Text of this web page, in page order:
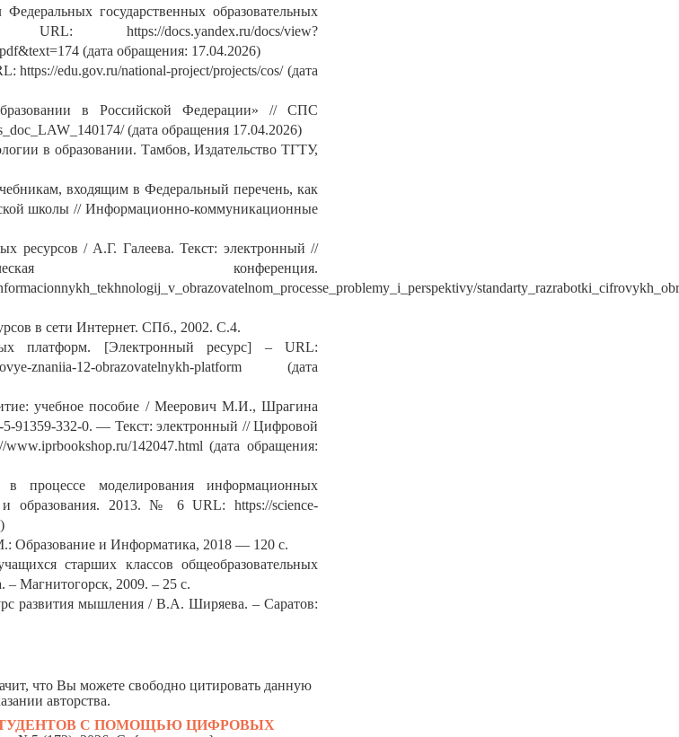
государственных образовательных
https://docs.yandex.ru/docs/view?
(дата обращения: 17.04.2026)
https://edu.gov.ru/national-project/projects/cos/ (дата
в Российской Федерации» // СПС
(дата обращения 17.04.2026)
в образовании. Тамбов, Издательство ТГТУ,
входящим в Федеральный перечень, как
школы // Информационно-коммуникационные
ресурсов / А.Г. Галеева. Текст: электронный //
конференция.
в сети Интернет. СПб., 2002. С.4.
платформ. [Электронный ресурс] – URL:
novye-znaniia-12-obrazovatelnykh-platform (дата
учебное пособие / Меерович М.И., Шрагина
332-0. — Текст: электронный // Цифровой
142047.html (дата обращения:
процессе моделирования информационных
и образования. 2013. № 6 URL: https://science-
и Информатика, 2018 — 120 с.
старших классов общеобразовательных
Магнитогорск, 2009. – 25 с.
развития мышления / В.А. Ширяева. – Саратов:
что Вы можете свободно цитировать данную
авторства.
С ПОМОЩЬЮ ЦИФРОВЫХ